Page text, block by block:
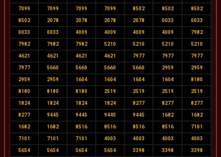
7099 7099 7099 7099 8502 8502 8502
8502 2078 2078 2078 2078 0033 0033
0033 0033 4009 4009 4009 4009 7982
7982 7982 7982 5210 5210 5210 5210
4621 4621 4621 4621 7977 7977 7977
7977 5660 5660 5660 5660 2959 2959
2959 2959 1604 1604 1604 1604 8180
8180 8180 8180 2519 2519 2519 2519
1824 1824 1824 1824 8277 8277 8277
8277 9445 9445 9445 9445 1682 1682
1682 1682 8516 8516 8516 8516 7101
7101 7101 7101 4003 4003 4003 4003
5654 5654 5654 5654 3398 3398 3398